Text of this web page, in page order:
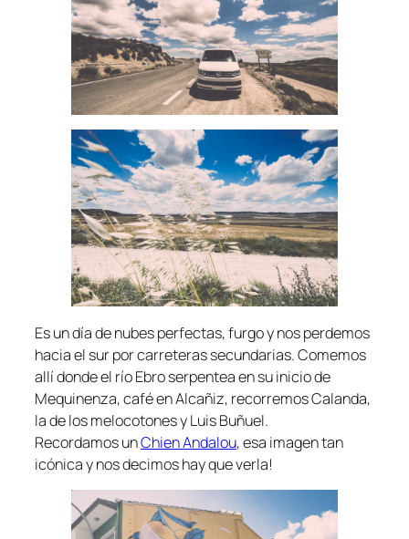
Es un día de nubes perfectas, furgo y nos perdemos
hacia el sur por carreteras secundarias. Comemos
allí donde el río Ebro serpentea en su inicio de
Mequinenza, café en Alcañiz, recorremos Calanda,
la de los melocotones y Luis Buñuel.
Recordamos unChien Andalou, esa imagen tan
icónica y nos decimos hay que verla!